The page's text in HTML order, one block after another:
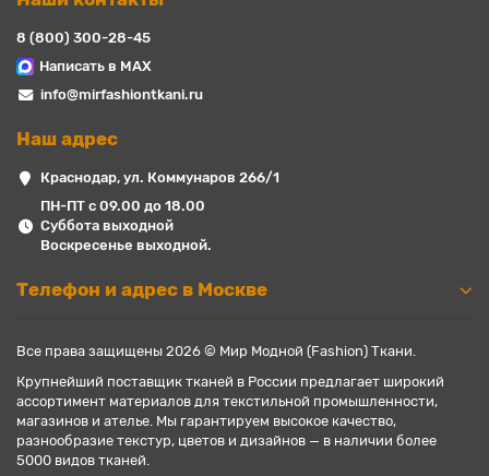
8 (800) 300-28-45
Написать в MAX
info@mirfashiontkani.ru
Наш адрес
Краснодар, ул. Коммунаров 266/1
ПН-ПТ с 09.00 до 18.00
Суббота выходной
Воскресенье выходной.
Телефон и адрес в Москве
Все права защищены 2026 © Мир Модной (Fashion) Ткани.
Крупнейший поставщик тканей в России предлагает широкий
ассортимент материалов для текстильной промышленности,
магазинов и ателье. Мы гарантируем высокое качество,
разнообразие текстур, цветов и дизайнов — в наличии более
5000 видов тканей.